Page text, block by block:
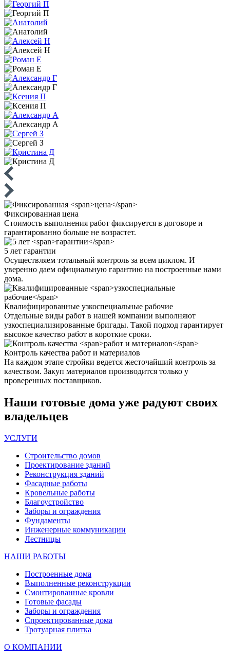
Фиксированная цена
Стоимость выполнения работ фиксируется в договоре и
гарантированно больше не возрастет.
5 лет гарантии
Осуществляем тотальный контроль за всем циклом. И
уверенно даем официальную гарантию на построенные нами
дома.
Квалифицированные узкоспециальные рабочие
Отдельные виды работ в нашей компании выполняют
узкоспециализированные бригады. Такой подход гарантирует
высокое качество работ в короткие сроки.
Контроль качества работ и материалов
На каждом этапе стройки ведется жесточайший контроль за
качеством. Закуп материалов производится только у
проверенных поставщиков.
Наши готовые дома уже радуют своих
владельцев
УСЛУГИ
Строительство домов
Проектирование зданий
Реконструкция зданий
Фасадные работы
Кровельные работы
Благоустройство
Заборы и ограждения
Фундаменты
Инженерные коммуникации
Лестницы
НАШИ РАБОТЫ
Построенные дома
Выполненные реконструкции
Смонтированные кровли
Готовые фасады
Заборы и ограждения
Спроектированные дома
Тротуарная плитка
О КОМПАНИИ